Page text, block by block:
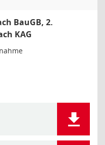
BauGB, 2.
KAG